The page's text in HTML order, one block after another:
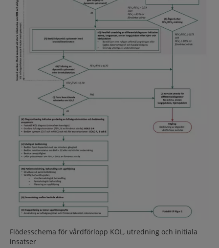
Flödesschema för vårdförlopp KOL, utredning och initiala
insatser